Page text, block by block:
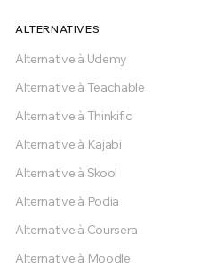
ALTERNATIVES
Alternative à Udemy
Alternative à Teachable
Alternative à Thinkific
Alternative à Kajabi
Alternative à Skool
Alternative à Podia
Alternative à Coursera
Alternative à Moodle